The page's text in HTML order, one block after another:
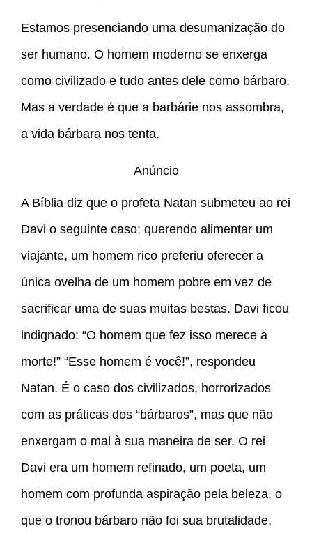
Estamos presenciando uma desumanização do
ser humano. O homem moderno se enxerga
como civilizado e tudo antes dele como bárbaro.
Mas a verdade é que a barbárie nos assombra,
a vida bárbara nos tenta.
Anúncio
A Bíblia diz que o profeta Natan submeteu ao rei
Davi o seguinte caso: querendo alimentar um
viajante, um homem rico preferiu oferecer a
única ovelha de um homem pobre em vez de
sacrificar uma de suas muitas bestas. Davi ficou
indignado: “O homem que fez isso merece a
morte!” “Esse homem é você!”, respondeu
Natan. É o caso dos civilizados, horrorizados
com as práticas dos “bárbaros”, mas que não
enxergam o mal à sua maneira de ser. O rei
Davi era um homem refinado, um poeta, um
homem com profunda aspiração pela beleza, o
que o tronou bárbaro não foi sua brutalidade,